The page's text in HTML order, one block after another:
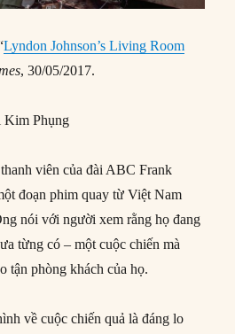
Lyndon Johnson’s Living Room
, 30/05/2017.
Kim Phụng
viên của đài ABC Frank
đoạn phim quay từ Việt Nam
nói với người xem rằng họ đang
từng có – một cuộc chiến mà
tận phòng khách của họ.
về cuộc chiến quả là đáng lo